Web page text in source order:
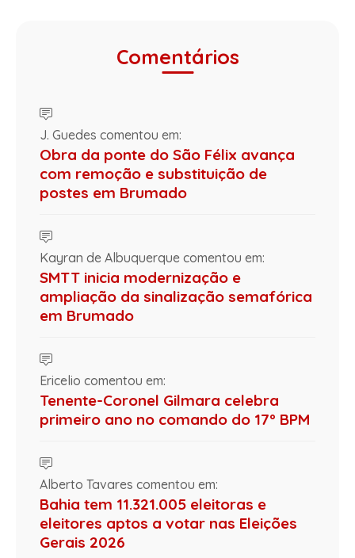
Comentários
J. Guedes comentou em:
Obra da ponte do São Félix avança
com remoção e substituição de
postes em Brumado
Kayran de Albuquerque comentou em:
SMTT inicia modernização e
ampliação da sinalização semafórica
em Brumado
Ericelio comentou em:
Tenente-Coronel Gilmara celebra
primeiro ano no comando do 17º BPM
Alberto Tavares comentou em:
Bahia tem 11.321.005 eleitoras e
eleitores aptos a votar nas Eleições
Gerais 2026